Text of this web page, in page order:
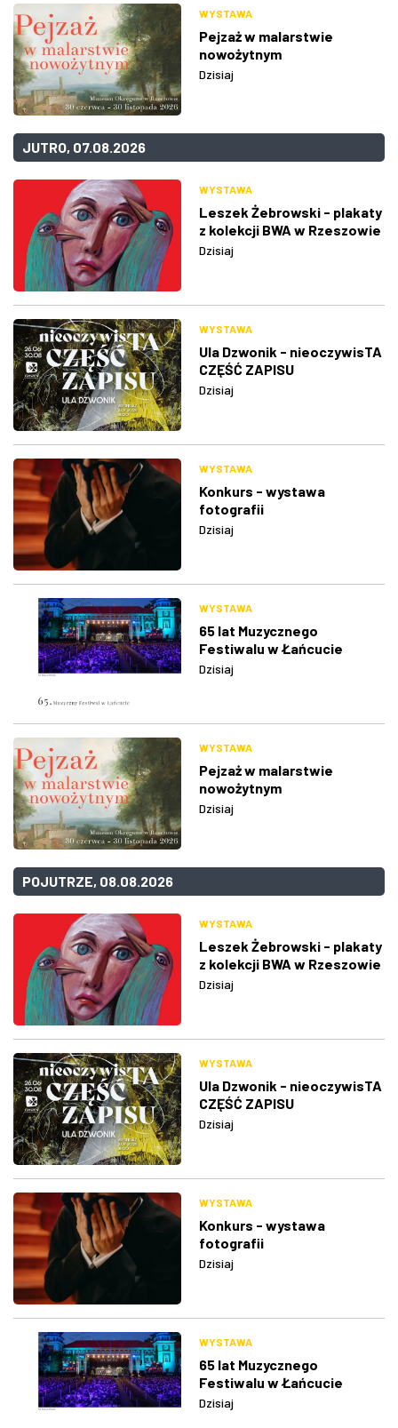
WYSTAWA
Pejzaż w malarstwie
nowożytnym
Dzisiaj
JUTRO, 07.08.2026
WYSTAWA
Leszek Żebrowski - plakaty
z kolekcji BWA w Rzeszowie
Dzisiaj
WYSTAWA
Ula Dzwonik - nieoczywisTA
CZĘŚĆ ZAPISU
Dzisiaj
WYSTAWA
Konkurs - wystawa
fotografii
Dzisiaj
WYSTAWA
65 lat Muzycznego
Festiwalu w Łańcucie
Dzisiaj
WYSTAWA
Pejzaż w malarstwie
nowożytnym
Dzisiaj
POJUTRZE, 08.08.2026
WYSTAWA
Leszek Żebrowski - plakaty
z kolekcji BWA w Rzeszowie
Dzisiaj
WYSTAWA
Ula Dzwonik - nieoczywisTA
CZĘŚĆ ZAPISU
Dzisiaj
WYSTAWA
Konkurs - wystawa
fotografii
Dzisiaj
WYSTAWA
65 lat Muzycznego
Festiwalu w Łańcucie
Dzisiaj